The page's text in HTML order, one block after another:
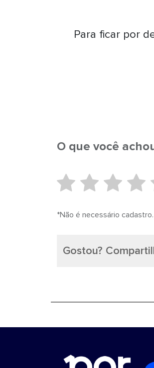
Para ficar por
O que você
*Não é necessário cadastro.
Gostou?